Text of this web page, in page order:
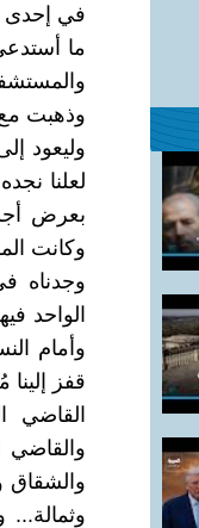
في إحدى
ما
وذهبت
وليعود
لعلنا
بعرض
وكانت
وجدناه
الواحد
وأمام
قفز
القاضي
والقاضي
والشقاق